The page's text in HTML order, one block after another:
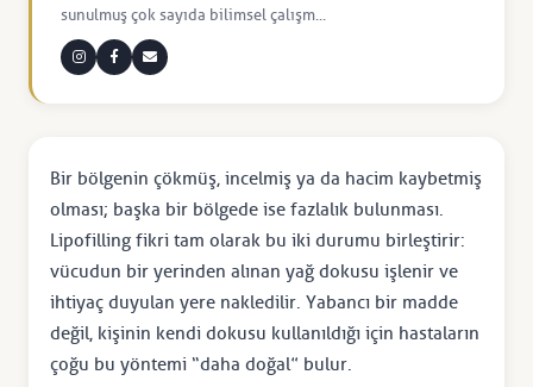
sunulmuş çok sayıda bilimsel çalışm...
Bir bölgenin çökmüş, incelmiş ya da hacim kaybetmiş
olması; başka bir bölgede ise fazlalık bulunması.
Lipofilling fikri tam olarak bu iki durumu birleştirir:
vücudun bir yerinden alınan yağ dokusu işlenir ve
ihtiyaç duyulan yere nakledilir. Yabancı bir madde
değil, kişinin kendi dokusu kullanıldığı için hastaların
çoğu bu yöntemi “daha doğal” bulur.